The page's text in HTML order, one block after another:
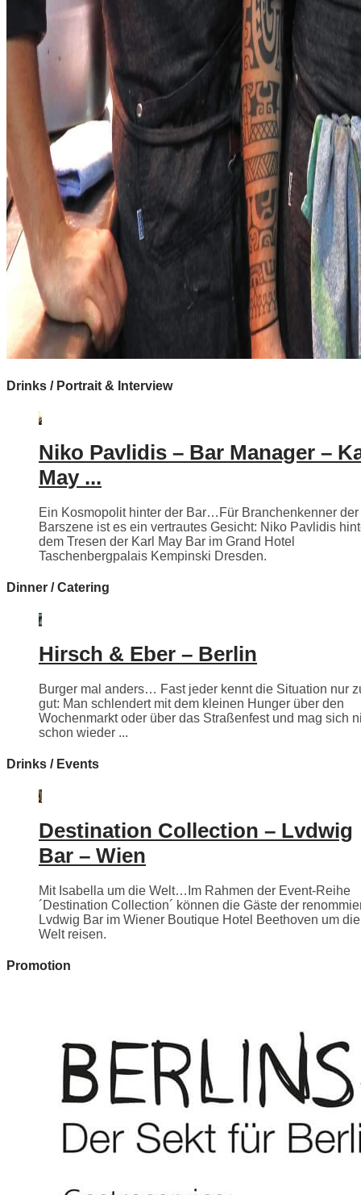
Drinks / Portrait & Interview
Niko Pavlidis – Bar Manager –
May ...
Ein Kosmopolit hinter der Bar…Für Branchenkenner der
Barszene ist es ein vertrautes Gesicht: Niko Pavlidis
dem Tresen der Karl May Bar im Grand Hotel
Taschenbergpalais Kempinski Dresden.
Dinner / Catering
Hirsch & Eber – Berlin
Burger mal anders… Fast jeder kennt die Situation nur
gut: Man schlendert mit dem kleinen Hunger über den
Wochenmarkt oder über das Straßenfest und mag sich
schon wieder ...
Drinks / Events
Destination Collection – Lvdwig
Bar – Wien
Mit Isabella um die Welt…Im Rahmen der Event-Reihe
´Destination Collection´ können die Gäste der
Lvdwig Bar im Wiener Boutique Hotel Beethoven um die
Welt reisen.
Promotion